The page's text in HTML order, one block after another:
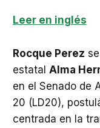
Leer en inglés
Rocque Perez
estatal Alma
en el Senado de
20 (LD20),
centrada en la